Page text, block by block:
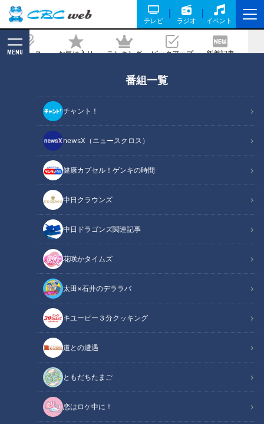
テレビ ラジオ イベント
ニュース お気に入り ランキング ピックアップ 新着記事
MENU
番組一覧
チャント！
newsX（ニュースクロス）
健康カプセル！ゲンキの時間
中日クラウンズ
中日ドラゴンズ関連記事
花咲かタイムズ
太田×石井のデララバ
キユーピー３分クッキング
道との遭遇
ともだちたまご
恋はロケ中に！
始めよう！おうちで出来るイスを使った
エクササイズ
2020/05/08 07:00
チャント！
○○愛してまーす！！
人気プロレスラー“棚橋弘至”直伝！『イスを使ったエクササ
イズ』